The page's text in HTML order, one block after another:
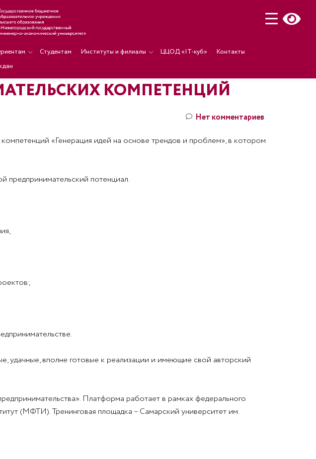
Студентам Институты и филиалы ЦЦОД «IT-куб»
Контакты
КОМПЕТЕНЦИЙ
Нет комментариев
«Генерация идей на основе трендов и проблем», в котором
предпринимательский потенциал.
удачные, вполне готовые к реализации и имеющие свой авторский
Платформа работает в рамках федерального
(МФТИ). Тренинговая площадка – Самарский университет им.